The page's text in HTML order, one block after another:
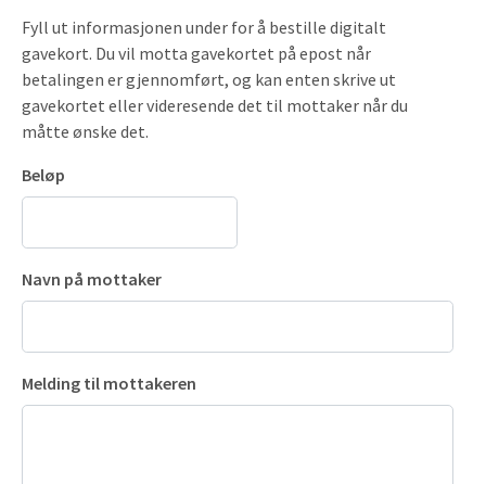
Fyll ut informasjonen under for å bestille digitalt
gavekort. Du vil motta gavekortet på epost når
betalingen er gjennomført, og kan enten skrive ut
gavekortet eller videresende det til mottaker når du
måtte ønske det.
Beløp
Navn på mottaker
Melding til mottakeren